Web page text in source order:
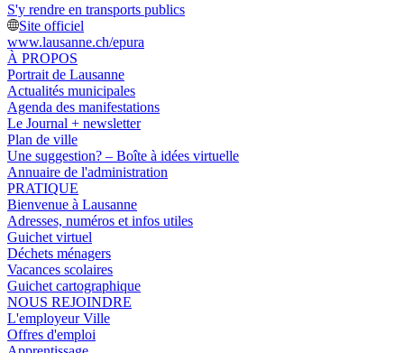
S'y rendre en transports publics
Site officiel
www.lausanne.ch/epura
À PROPOS
Portrait de Lausanne
Actualités municipales
Agenda des manifestations
Le Journal + newsletter
Plan de ville
Une suggestion? – Boîte à idées virtuelle
Annuaire de l'administration
PRATIQUE
Bienvenue à Lausanne
Adresses, numéros et infos utiles
Guichet virtuel
Déchets ménagers
Vacances scolaires
Guichet cartographique
NOUS REJOINDRE
L'employeur Ville
Offres d'emploi